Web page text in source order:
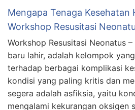
Mengapa Tenaga Kesehatan
Workshop Resusitasi
Workshop Resusitasi Neonatus
baru lahir, adalah kelompok
terhadap berbagai komplikasi
kondisi yang paling kritis dan
segera adalah asfiksia, yaitu
mengalami kekurangan oksigen